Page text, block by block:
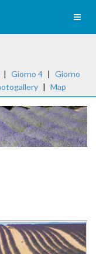
| Giorno 4 | Giorno
| Map